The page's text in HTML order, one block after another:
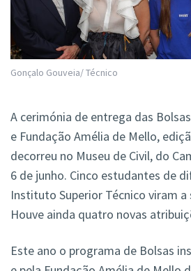
Gonçalo Gouveia/ Técnico
A cerimónia de entrega das
e Fundação Amélia de Mello,
decorreu no Museu de Civil, do
6 de junho. Cinco estudantes de
Instituto Superior Técnico viram a
Houve ainda quatro novas
Este ano o programa de Bolsas